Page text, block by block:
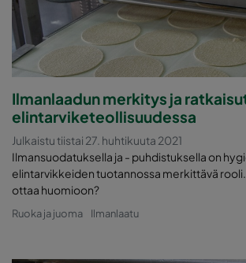
Ilmanlaadun merkitys ja
elintarviketeollisuudessa
Julkaistu tiistai 27. huhtikuuta 2021
Ilmansuodatuksella ja - puhdistuksella on
elintarvikkeiden tuotannossa merkittävä
ottaa huomioon?
Ruoka ja juoma Ilmanlaatu